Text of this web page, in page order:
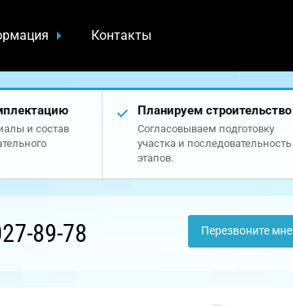
Контакты
и состав
Планируем строительство
Согласовываем подготовку
участка и последовательность
этапов.
89-78 Перезвоните мне